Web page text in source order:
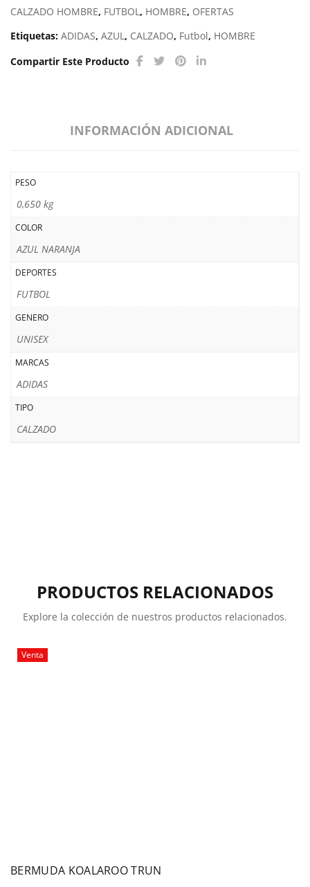
CALZADO HOMBRE, FUTBOL, HOMBRE, OFERTAS
Etiquetas: ADIDAS, AZUL, CALZADO, Futbol, HOMBRE
Compartir Este Producto
INFORMACIÓN ADICIONAL
PESO
0,650 kg
COLOR
AZUL NARANJA
DEPORTES
FUTBOL
GENERO
UNISEX
MARCAS
ADIDAS
TIPO
CALZADO
PRODUCTOS RELACIONADOS
Explore la colección de nuestros productos relacionados.
Venta
BERMUDA KOALAROO TRUN